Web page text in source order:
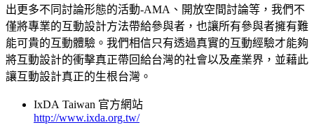
出更多不同討論形態的活動-AMA、開放空間討論等，我們不
僅將專業的互動設計方法帶給參與者，也讓所有參與者擁有難
能可貴的互動體驗。我們相信只有透過真實的互動經驗才能夠
將互動設計的衝擊真正帶回給台灣的社會以及產業界，並藉此
讓互動設計真正的生根台灣。
IxDA Taiwan 官方網站
http://www.ixda.org.tw/